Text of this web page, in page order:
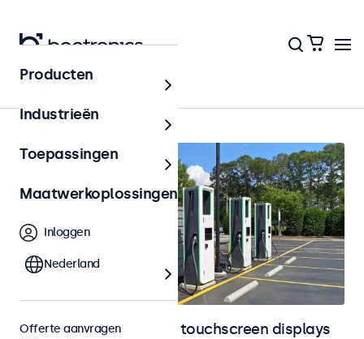
Home
Outdoor monitoren en touchscreen displays
Producten
Industrieën
Toepassingen
Maatwerkoplossingen
Inloggen
Nederland
Offerte aanvragen